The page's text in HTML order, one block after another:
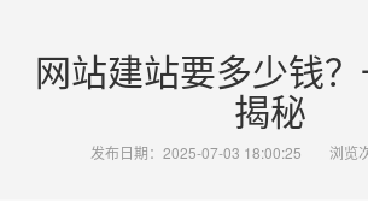
网站建站要多少钱
揭秘
发布日期：2025-07-03 18:00:25 浏览